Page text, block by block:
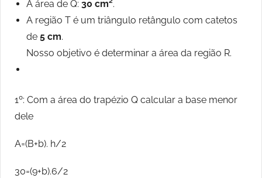
A área de Q: 30 cm².
A região T é um triângulo retângulo com catetos
de 5 cm.
Nosso objetivo é determinar a área da região R.
1º: Com a área do trapézio Q calcular a base menor
dele
A=(B+b). h/2
30=(9+b).6/2